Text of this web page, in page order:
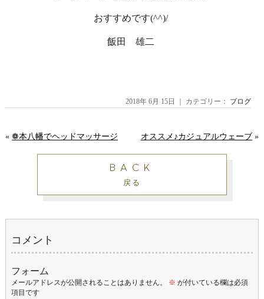
おすすめです(^^)/
飯田 雄二
2018年 6月 15日 ｜ カテゴリー： ブログ
« ❁本八幡でヘッドマッサージ オススメ♪カジュアルウェーブ »
BACK
戻る
コメント
フォーム
メールアドレスが公開されることはありません。 ※ が付いている欄は必須
項目です